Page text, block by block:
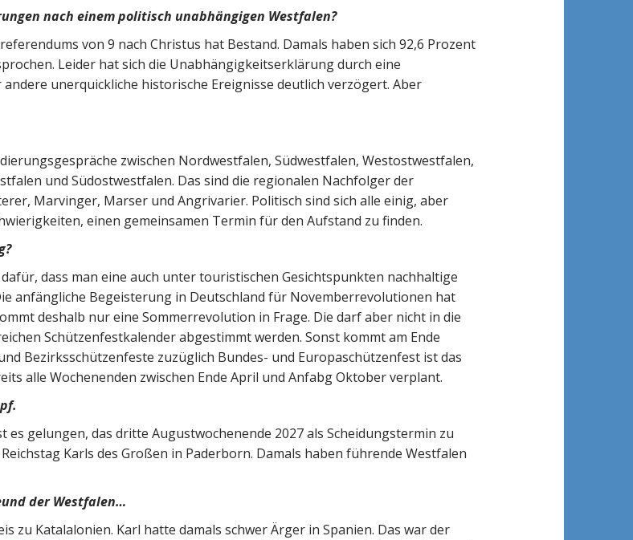
nach einem politisch unabhängigen Westfalen?
von 9 nach Christus hat Bestand. Damals haben sich 92,6 Prozent
Leider hat sich die Unabhängigkeitserklärung durch eine
unerquickliche historische Ereignisse deutlich verzögert. Aber
zwischen Nordwestfalen, Südwestfalen, Westostwestfalen,
und Südostwestfalen. Das sind die regionalen Nachfolger der
Marvinger, Marser und Angrivarier. Politisch sind sich alle einig, aber
einen gemeinsamen Termin für den Aufstand zu finden.
dass man eine auch unter touristischen Gesichtspunkten nachhaltige
anfängliche Begeisterung in Deutschland für Novemberrevolutionen hat
deshalb nur eine Sommerrevolution in Frage. Die darf aber nicht in die
Schützenfestkalender abgestimmt werden. Sonst kommt am Ende
Bezirksschützenfeste zuzüglich Bundes- und Europaschützenfest ist das
alle Wochenenden zwischen Ende April und Anfabg Oktober verplant.
es gelungen, das dritte Augustwochenende 2027 als Scheidungstermin zu
Karls des Großen in Paderborn. Damals haben führende Westfalen
der Westfalen…
zu Katalalonien. Karl hatte damals schwer Ärger in Spanien. Das war der